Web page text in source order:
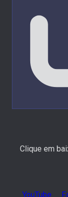
Clique em
YouTube